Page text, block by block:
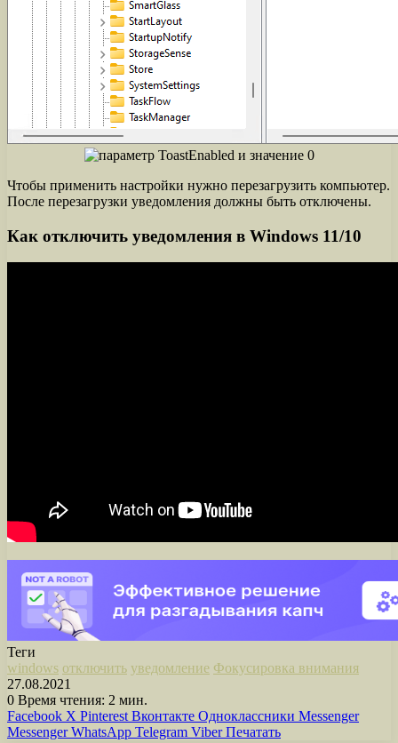
Чтобы применить настройки нужно перезагрузить компьютер.
После перезагрузки уведомления должны быть отключены.
Как отключить уведомления в Windows 11/10
Теги
windows отключить уведомление Фокусировка внимания
27.08.2021
0 Время чтения: 2 мин.
Facebook X Pinterest Вконтакте Одноклассники Messenger
Messenger WhatsApp Telegram Viber Печатать